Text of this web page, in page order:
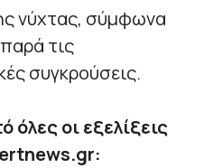
νύχτας, σύμφωνα
τις
συγκρούσεις.
όλες οι εξελίξεις